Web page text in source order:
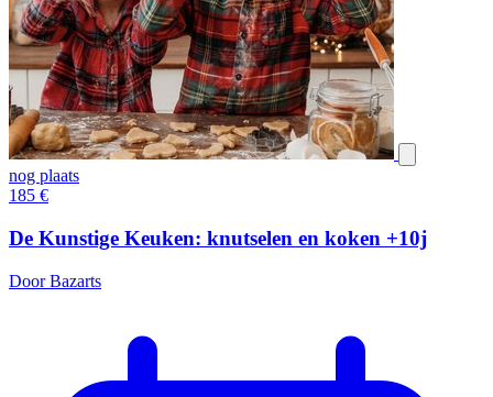
nog plaats
185 €
De Kunstige Keuken: knutselen en koken +10j
Door Bazarts